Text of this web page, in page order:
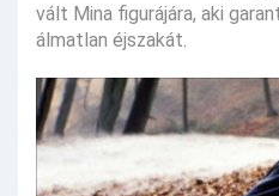
vált Mina figurájára, aki
álmatlan éjszakát.